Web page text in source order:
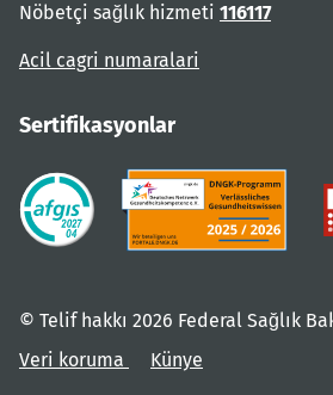
Nöbetçi sağlık hizmeti 116117
Acil cagri numaralari
Sertifikasyonlar
© Telif hakkı 2026 Federal Sağlık
Veri koruma
Künye